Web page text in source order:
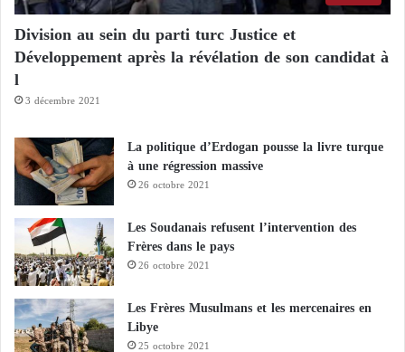
Division au sein du parti turc Justice et
Développement après la révélation de son candidat à
l
3 décembre 2021
La politique d’Erdogan pousse la livre turque
à une régression massive
26 octobre 2021
Les Soudanais refusent l’intervention des
Frères dans le pays
26 octobre 2021
Les Frères Musulmans et les mercenaires en
Libye
25 octobre 2021